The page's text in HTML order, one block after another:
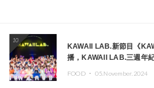
10
KAWAII LAB.新節目《
播，KAWAII LAB.三週年
FOOD ・ 05.November.2024